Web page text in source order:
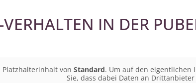
IN DER
Platzhalterinhalt von Standard. Um auf den eigentlichen
Sie, dass dabei Daten an